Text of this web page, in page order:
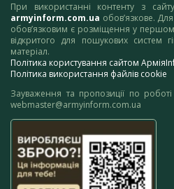
При використанні контенту з
armyinform.com.ua обов’язкове.
обов’язковим є розміщення у
відкритого для пошукових систем
матеріал.
Політика користування сайтом
Політика використання файлів cookie
Зауваження та пропозиції по
webmaster@armyinform.com.ua